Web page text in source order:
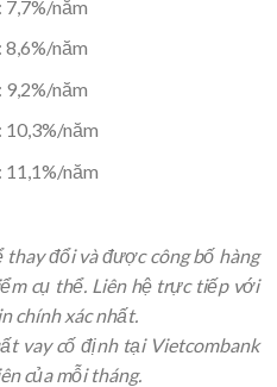
7,7%/năm
8,6%/năm
9,2%/năm
10,3%/năm
11,1%/năm
thay đổi và được công bố hàng
cụ thể. Liên hệ trực tiếp với
chính xác nhất.
vay cố định tại Vietcombank
của mỗi tháng.